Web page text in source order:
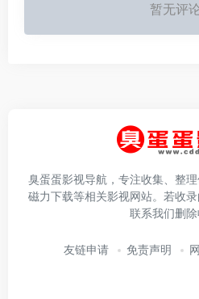
暂无评
臭蛋蛋影视导航，专注收集、整
磁力下载等相关影视网站。若收
联系我们删除
友链申请 免责声明